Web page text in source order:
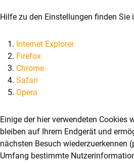
Hilfe zu den Einstellungen finden
Internet Explorer
Firefox
Chrome
Safari
Opera
Einige der hier verwendeten Cookies
bleiben auf Ihrem Endgerät und
nächsten Besuch wiederzuerkennen
Umfang bestimmte